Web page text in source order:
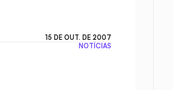
15 DE OUT. DE 2007
NOTÍCIAS